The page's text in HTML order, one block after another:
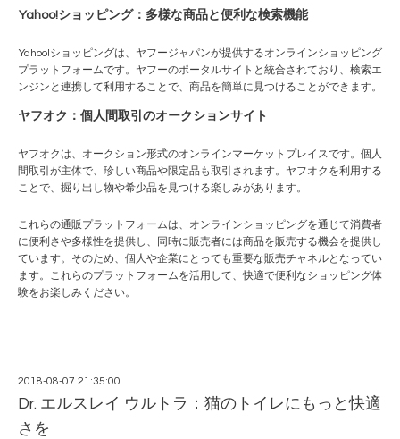
Yahoo!ショッピング：多様な商品と便利な検索機能
Yahoo!ショッピングは、ヤフージャパンが提供するオンラインショッピング
プラットフォームです。ヤフーのポータルサイトと統合されており、検索エ
ンジンと連携して利用することで、商品を簡単に見つけることができます。
ヤフオク：個人間取引のオークションサイト
ヤフオクは、オークション形式のオンラインマーケットプレイスです。個人
間取引が主体で、珍しい商品や限定品も取引されます。ヤフオクを利用する
ことで、掘り出し物や希少品を見つける楽しみがあります。
これらの通販プラットフォームは、オンラインショッピングを通じて消費者
に便利さや多様性を提供し、同時に販売者には商品を販売する機会を提供し
ています。そのため、個人や企業にとっても重要な販売チャネルとなってい
ます。これらのプラットフォームを活用して、快適で便利なショッピング体
験をお楽しみください。
2018-08-07 21:35:00
Dr. エルスレイ ウルトラ：猫のトイレにもっと快適
さを